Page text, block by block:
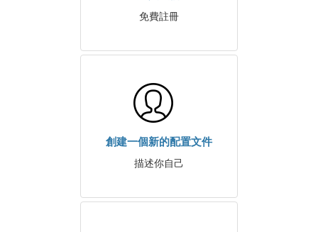
免費註冊
創建一個新的配置文件
描述你自己